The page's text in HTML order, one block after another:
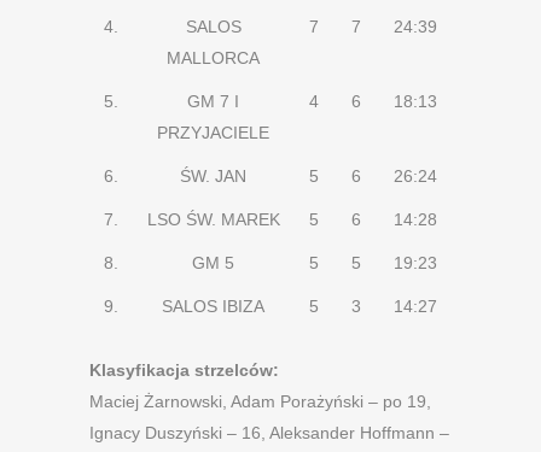
4.
SALOS
MALLORCA
7 7 24:39
5.
GM 7 I
PRZYJACIELE
4 6 18:13
6. ŚW. JAN 5 6 26:24
7. LSO ŚW. MAREK 5 6 14:28
8. GM 5 5 5 19:23
9. SALOS IBIZA 5 3 14:27
Klasyfikacja strzelców:
Maciej Żarnowski, Adam Porażyński – po 19,
Ignacy Duszyński – 16, Aleksander Hoffmann –